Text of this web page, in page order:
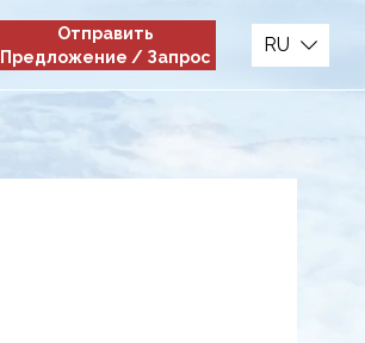
Отправить
Предложение / Запрос
RU